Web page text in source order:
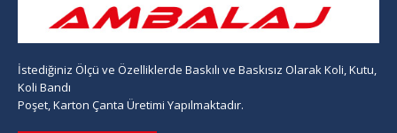
İstediğiniz Ölçü ve Özelliklerde Baskılı ve Baskısız Olarak Koli, Kutu,
Koli Bandı
Poşet, Karton Çanta Üretimi Yapılmaktadır.